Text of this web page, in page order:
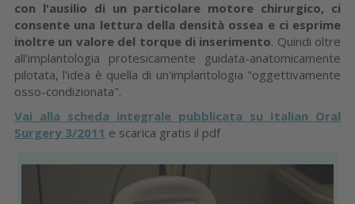
con l'ausilio di un particolare motore chirurgico, ci
consente una lettura della densità ossea e ci esprime
inoltre un valore del torque di inserimento. Quindi oltre
all'implantologia protesicamente guidata-anatomicamente
pilotata, l'idea è quella di un'implantologia "oggettivamente
osso-condizionata".
Vai alla scheda integrale pubblicata su Italian Oral
Surgery 3/2011 e scarica gratis il pdf